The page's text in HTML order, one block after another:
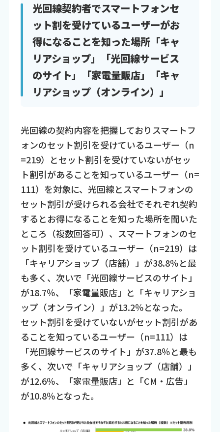
光回線契約者でスマートフォンセ
ット割を受けているユーザーがお
得になることを知った場所「キャ
リアショップ」「光回線サービス
のサイト」「家電量販店」「キャ
リアショップ（オンライン）」
光回線の契約内容を把握しておりスマートフ
ォンのセット割引を受けているユーザー（n
=219）とセット割引を受けていないがセッ
ト割引があることを知っているユーザー（n=
111）を対象に、光回線とスマートフォンの
セット割引が受けられる会社でそれぞれ契約
するとお得になることを知った場所を聞いた
ところ（複数回答可）、スマートフォンのセ
ット割引を受けているユーザー（n=219）は
「キャリアショップ（店舗）」が38.8％と最
も多く、次いで「光回線サービスのサイト」
が18.7％、「家電量販店」と「キャリアショ
ップ（オンライン）」が13.2％となった。
セット割引を受けていないがセット割引があ
ることを知っているユーザー（n=111）は
「光回線サービスのサイト」が37.8％と最も
多く、次いで「キャリアショップ（店舗）」
が12.6％、「家電量販店」と「CM・広告」
が10.8％となった。